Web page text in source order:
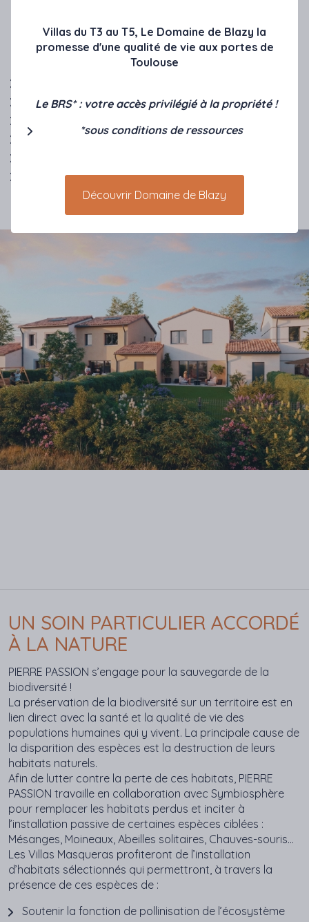
individualité esthétique et fonctionnelle, favorisant un
usage personnalisé des espaces.
Alliance entre architecture d'aujourd'hui et d'autrefois
Une architecture personnalisée pour chaque villa
Garage et place de parking
UN SOIN PARTICULIER ACCORDÉ
À LA NATURE
PIERRE PASSION s’engage pour la sauvegarde de la
biodiversité !
La préservation de la biodiversité sur un territoire est en
lien direct avec la santé et la qualité de vie des
populations humaines qui y vivent. La principale cause de
la disparition des espèces est la destruction de leurs
habitats naturels.
Afin de lutter contre la perte de ces habitats, PIERRE
PASSION travaille en collaboration avec Symbiosphère
pour remplacer les habitats perdus et inciter à
l’installation passive de certaines espèces ciblées :
Mésanges, Moineaux, Abeilles solitaires, Chauves-souris…
Les Villas Masqueras profiteront de l’installation
d’habitats sélectionnés qui permettront, à travers la
présence de ces espèces de :
Soutenir la fonction de pollinisation de l’écosystème
Villas du T3 au T5, Le Domaine de Blazy la
promesse d'une qualité de vie aux portes de
Toulouse
Le BRS* : votre accès privilégié à la propriété !
*sous conditions de ressources
Découvrir Domaine de Blazy